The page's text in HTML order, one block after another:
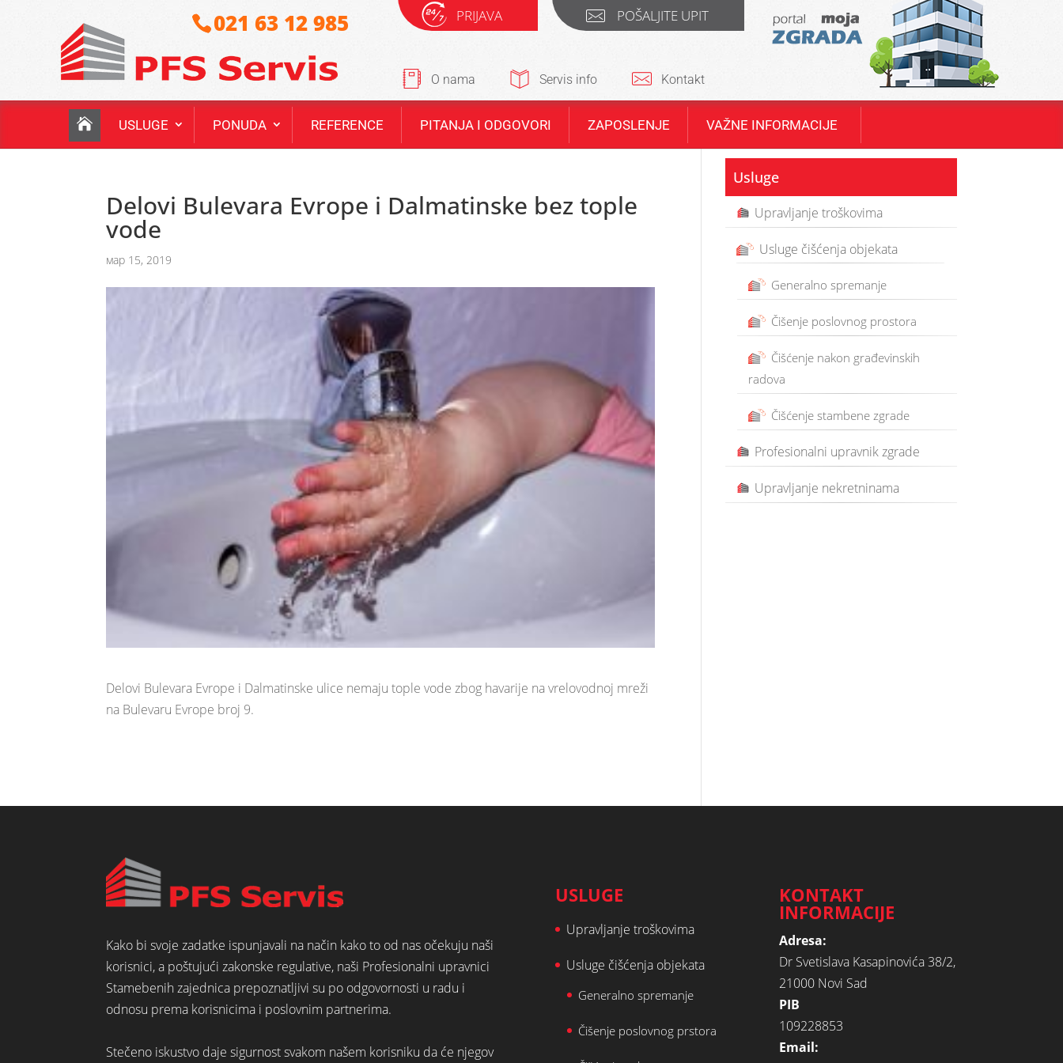
021 63 12 985 PRIJAVA POŠALJITE UPIT
O nama Servis info Kontakt
USLUGE PONUDA REFERENCE PITANJA I ODGOVORI ZAPOSLENJE VAŽNE INFORMACIJE
Delovi Bulevara Evrope i Dalmatinske bez tople
vode
мар 15, 2019
Delovi Bulevara Evrope i Dalmatinske ulice nemaju tople vode zbog havarije na vrelovodnoj mreži
na Bulevaru Evrope broj 9.
Usluge
Upravljanje troškovima
Usluge čišćenja objekata
Generalno spremanje
Čišenje poslovnog prostora
Čišćenje nakon građevinskih
radova
Čišćenje stambene zgrade
Profesionalni upravnik zgrade
Upravljanje nekretninama
Kako bi svoje zadatke ispunjavali na način kako to od nas očekuju naši
korisnici, a poštujući zakonske regulative, naši Profesionalni upravnici
Stamebenih zajednica prepoznatljivi su po odgovornosti u radu i
odnosu prema korisnicima i poslovnim partnerima.
Stečeno iskustvo daje sigurnost svakom našem korisniku da će njegov
USLUGE
Upravljanje troškovima
Usluge čišćenja objekata
Generalno spremanje
Čišenje poslovnog prstora
KONTAKT
INFORMACIJE
Adresa:
Dr Svetislava Kasapinovića 38/2,
21000 Novi Sad
PIB
109228853
Email: